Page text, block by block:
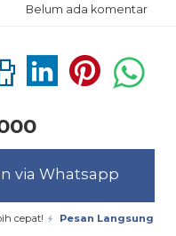
Belum ada komentar
via Whatsapp
cepat! Pesan Langsung